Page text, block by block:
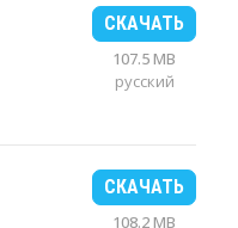
СКАЧАТЬ
107.5 MB
русский
СКАЧАТЬ
108.2 MB